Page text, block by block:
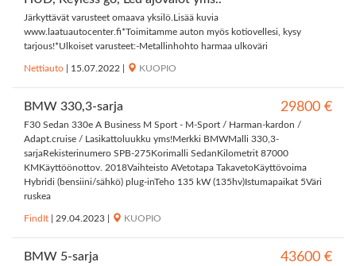
Järkyttävät varusteet omaava yksilö.Lisää kuvia
www.laatuautocenter.fi*Toimitamme auton myös kotiovellesi, kysy
tarjous!*Ulkoiset varusteet:-Metallinhohto harmaa ulkoväri
Nettiauto 15.07.2022 KUOPIO
BMW 330,3-sarja 29800 €
F30 Sedan 330e A Business M Sport - M-Sport / Harman-kardon /
Adapt.cruise / Lasikattoluukku yms!Merkki BMWMalli 330,3-
sarjaRekisterinumero SPB-275Korimalli SedanKilometrit 87000
KMKäyttöönottov. 2018Vaihteisto AVetotapa TakavetoKäyttövoima
Hybridi (bensiini/sähkö) plug-inTeho 135 kW (135hv)Istumapaikat 5Väri
ruskea
FindIt 29.04.2023 KUOPIO
BMW 5-sarja 43600 €